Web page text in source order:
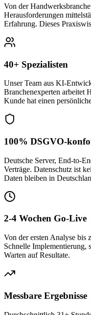
Von der
Herausforderungen
Erfahrung. Dieses
40+ Spezialisten
Unser Team aus KI-
Branchenexperten arbeitet
Kunde hat einen
100% DSGVO-
Deutsche Server, End-to-
Verträge. Datenschutz ist
Daten bleiben in
2-4 Wochen Go-Live
Von der ersten Analyse bis
Schnelle Implementierung,
Warten auf Resultate.
Messbare Ergebnisse